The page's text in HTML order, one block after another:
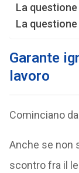
La
La
Garante
lavoro
Cominciano
Anche se non
scontro fra il